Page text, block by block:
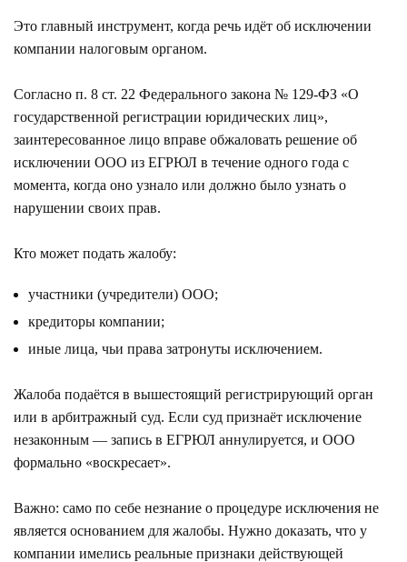
Это главный инструмент, когда речь идёт об исключении
компании налоговым органом.
Согласно п. 8 ст. 22 Федерального закона № 129-ФЗ «О
государственной регистрации юридических лиц»,
заинтересованное лицо вправе обжаловать решение об
исключении ООО из ЕГРЮЛ в течение одного года с
момента, когда оно узнало или должно было узнать о
нарушении своих прав.
Кто может подать жалобу:
участники (учредители) ООО;
кредиторы компании;
иные лица, чьи права затронуты исключением.
Жалоба подаётся в вышестоящий регистрирующий орган
или в арбитражный суд. Если суд признаёт исключение
незаконным — запись в ЕГРЮЛ аннулируется, и ООО
формально «воскресает».
Важно: само по себе незнание о процедуре исключения не
является основанием для жалобы. Нужно доказать, что у
компании имелись реальные признаки действующей